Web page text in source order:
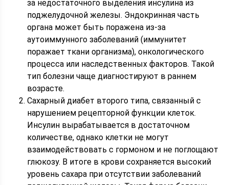
за недостаточного выделения инсулина из
поджелудочной железы. Эндокринная часть
органа может быть поражена из-за
аутоиммунного заболеваний (иммунитет
поражает ткани организма), онкологического
процесса или наследственных факторов. Такой
тип болезни чаще диагностируют в раннем
возрасте.
Сахарный диабет второго типа, связанный с
нарушением рецепторной функции клеток.
Инсулин вырабатывается в достаточном
количестве, однако клетки не могут
взаимодействовать с гормоном и не поглощают
глюкозу. В итоге в крови сохраняется высокий
уровень сахара при отсутствии заболеваний